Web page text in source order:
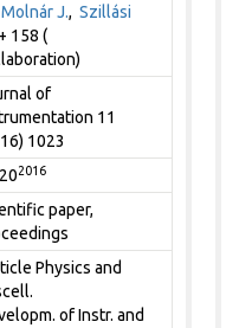
Molnár J.,Szillási
+ 158 (
of
11
1023
2016
paper,
Physics and
of Instr. and